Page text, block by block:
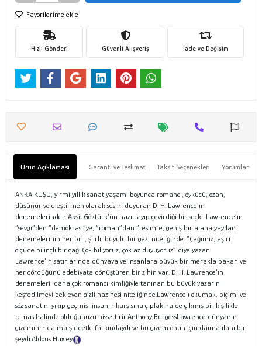
Favorilerime ekle
Hızlı Gönderi Güvenli Alışveriş İade ve Değişim
Ürün Açıklaması Garanti ve Teslimat Taksit Seçenekleri Yorumlar
ANKA KUŞU, yirmi yıllık sanat yaşamı boyunca romancı, öykücü, ozan,
düşünür ve eleştirmen olarak sesini duyuran D. H. Lawrence’ın
denemelerinden Akşit Göktürk’ün hazırlayıp çevirdiği bir seçki. Lawrence’ın
“sevgi”den “demokrasi”ye, “roman”dan “resim”e, geniş bir alana yayılan
denemelerinin her biri, şiirli, büyülü bir gezi niteliğinde. “Çağımız, aşırı
ölçüde bilinçli bir çağ. Çok biliyoruz, çok az duyuyoruz” diye yazan
Lawrence’ın satırlarında dünyaya ve insanlara büyük bir merakla bakan ve
her gördüğünü edebiyata dönüştüren bir zihin var. D. H. Lawrence’ın
denemeleri, daha çok romancı kimliğiyle tanınan bu büyük yazarın
keşfedilmeyi bekleyen gizli hazinesi niteliğinde.Lawrence’ı okumak, biçimi ve
söz sanatını yıkıp geçmiş, insanın karşısına çıplak halde çıkmış bir kişilikle
temas halinde olduğunuzu hissettirir.Anthony BurgessLawrence dünyanın
gizeminin daima şiddetle farkındaydı ve bu gizem onun için daima ilahi bir
şeydi.Aldous Huxley